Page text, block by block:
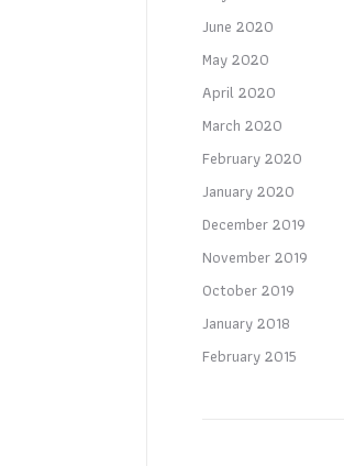
June 2020
May 2020
April 2020
March 2020
February 2020
January 2020
December 2019
November 2019
October 2019
January 2018
February 2015